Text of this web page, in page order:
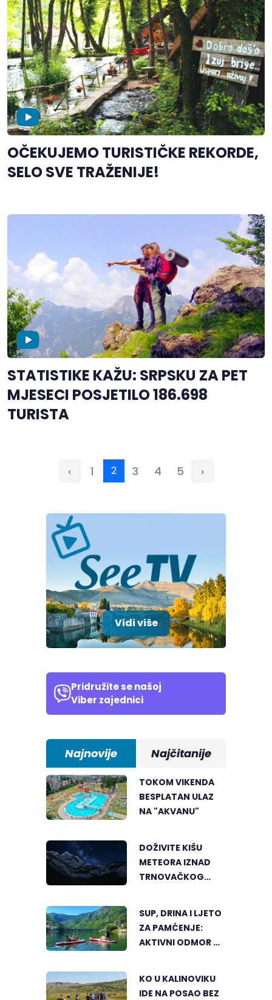
OČEKUJEMO TURISTIČKE REKORDE,
SELO SVE TRAŽENIJE!
STATISTIKE KAŽU: SRPSKU ZA PET
MJESECI POSJETILO 186.698
TURISTA
‹ 1 2 3 4 5 ›
Vidi više
Pridružite se našoj
Viber zajednici
Najnovije Najčitanije
TOKOM VIKENDA
BESPLATAN ULAZ
NA "AKVANU"
DOŽIVITE KIŠU
METEORA IZNAD
TRNOVAČKOG
SUP, DRINA I LJETO
ZA PAMĆENJE:
AKTIVNI ODMOR U
KO U KALINOVIKU
IDE NA POSAO BEZ